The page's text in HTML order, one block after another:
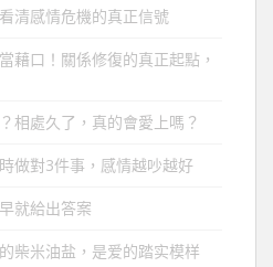
清感情危機的真正信號
藉口！關係修復的真正起點，
相處久了，真的會愛上嗎？
做對3件事，感情越吵越好
就給出答案
柴米油盐，是爱的踏实模样